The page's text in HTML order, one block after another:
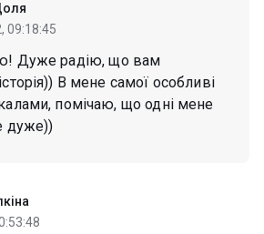
09:18:45
Дуже радію, що вам
В мене самої особливі
помічаю, що одні мене
дуже))